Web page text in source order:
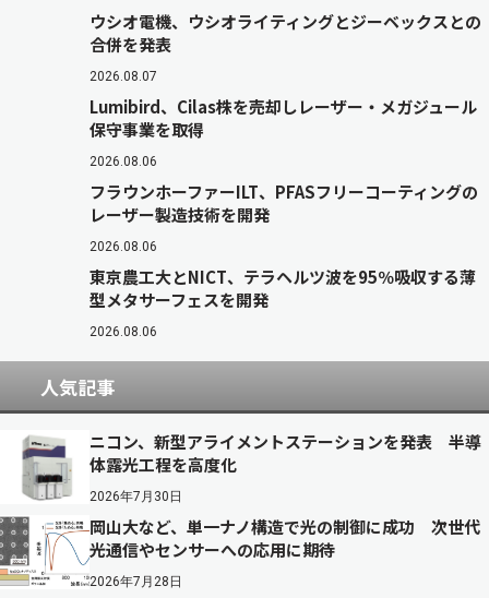
ウシオ電機、ウシオライティングとジーベックスとの
合併を発表
2026.08.07
Lumibird、Cilas株を売却しレーザー・メガジュール
保守事業を取得
2026.08.06
フラウンホーファーILT、PFASフリーコーティングの
レーザー製造技術を開発
2026.08.06
東京農工大とNICT、テラヘルツ波を95％吸収する薄
型メタサーフェスを開発
2026.08.06
人気記事
ニコン、新型アライメントステーションを発表 半導
体露光工程を高度化
2026年7月30日
岡山大など、単一ナノ構造で光の制御に成功 次世代
光通信やセンサーへの応用に期待
2026年7月28日